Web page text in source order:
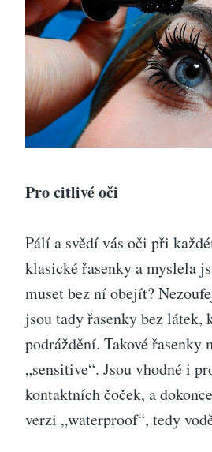
Pro citlivé oči
Pálí a svědí vás oči při
klasické řasenky a myslela
muset bez ní obejít?
jsou tady řasenky bez látek,
podráždění. Takové řasenky
„sensitive“. Jsou vhodné i
kontaktních čoček, a
verzi „waterproof“, tedy